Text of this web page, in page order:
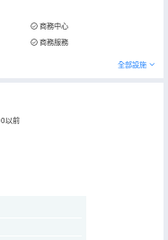
商務中心
商務服務
全部設施
以前